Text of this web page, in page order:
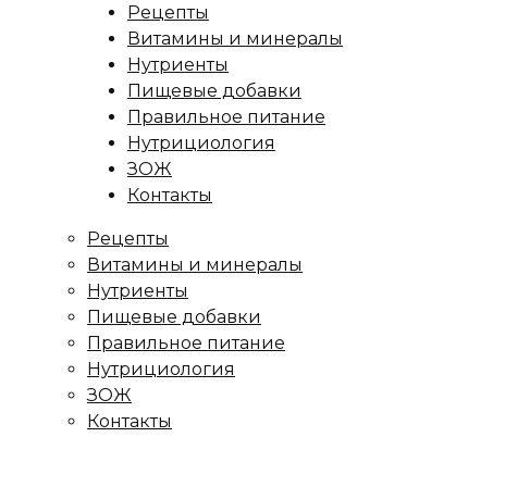
Рецепты
Витамины и минералы
Нутриенты
Пищевые добавки
Правильное питание
Нутрициология
ЗОЖ
Контакты
Рецепты
Витамины и минералы
Нутриенты
Пищевые добавки
Правильное питание
Нутрициология
ЗОЖ
Контакты